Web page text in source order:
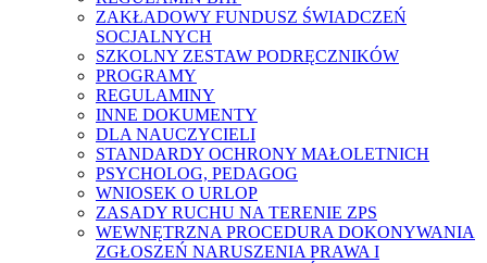
ZAKŁADOWY FUNDUSZ ŚWIADCZEŃ
SOCJALNYCH
SZKOLNY ZESTAW PODRĘCZNIKÓW
PROGRAMY
REGULAMINY
INNE DOKUMENTY
DLA NAUCZYCIELI
STANDARDY OCHRONY MAŁOLETNICH
PSYCHOLOG, PEDAGOG
WNIOSEK O URLOP
ZASADY RUCHU NA TERENIE ZPS
WEWNĘTRZNA PROCEDURA DOKONYWANIA
ZGŁOSZEŃ NARUSZENIA PRAWA I